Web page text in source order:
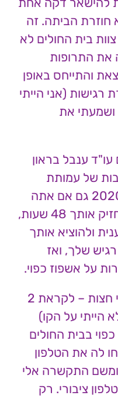
חוזרת הביתה. זה
בית החולים לא
את התרופות
והתייחס באופן
רגישות (אני הייתי
11 בלילה ושמעתי את
ענבל בראון
של עמותת
לשמ"ה, והבנו שבישראל 2020 גם אם אתה
מתאשפז מרצון יכולים להחזיק אותך 48 שעות,
ולהוציא אותך
שלך, ואז
על אשפוז כפוי.
וזה בדיוק מה שקרה! אחרי חצות – לקראת 2
הייתי על הקו)
בבית החולים
לה את הטלפון
ומשם התקשרה אלי
ציבורי. רק